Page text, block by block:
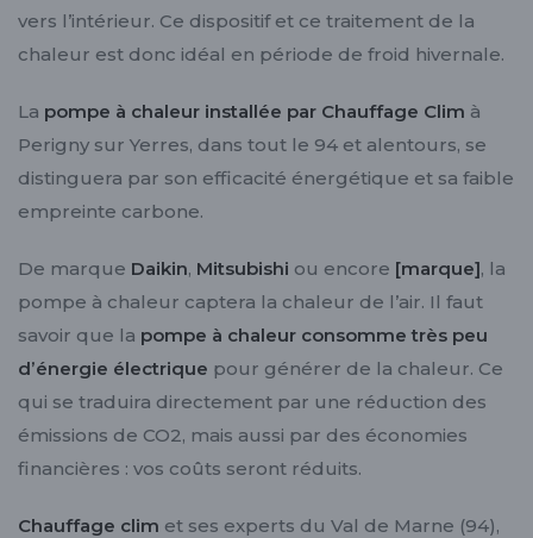
vers l’intérieur. Ce dispositif et ce traitement de la
chaleur est donc idéal en période de froid hivernale.
La pompe à chaleur installée par Chauffage Clim à
Perigny sur Yerres, dans tout le 94 et alentours, se
distinguera par son efficacité énergétique et sa faible
empreinte carbone.
De marque Daikin, Mitsubishi ou encore [marque], la
pompe à chaleur captera la chaleur de l’air. Il faut
savoir que la pompe à chaleur consomme très peu
d’énergie électrique pour générer de la chaleur. Ce
qui se traduira directement par une réduction des
émissions de CO2, mais aussi par des économies
financières : vos coûts seront réduits.
Chauffage clim et ses experts du Val de Marne (94),